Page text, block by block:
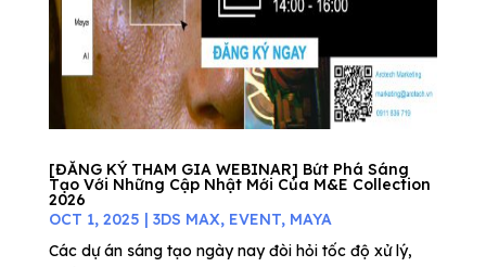
[ĐĂNG KÝ THAM GIA WEBINAR] Bứt Phá Sáng
Tạo Với Những Cập Nhật Mới Của M&E Collection
2026
OCT 1, 2025 | 3DS MAX, EVENT, MAYA
Các dự án sáng tạo ngày nay đòi hỏi tốc độ xử lý,